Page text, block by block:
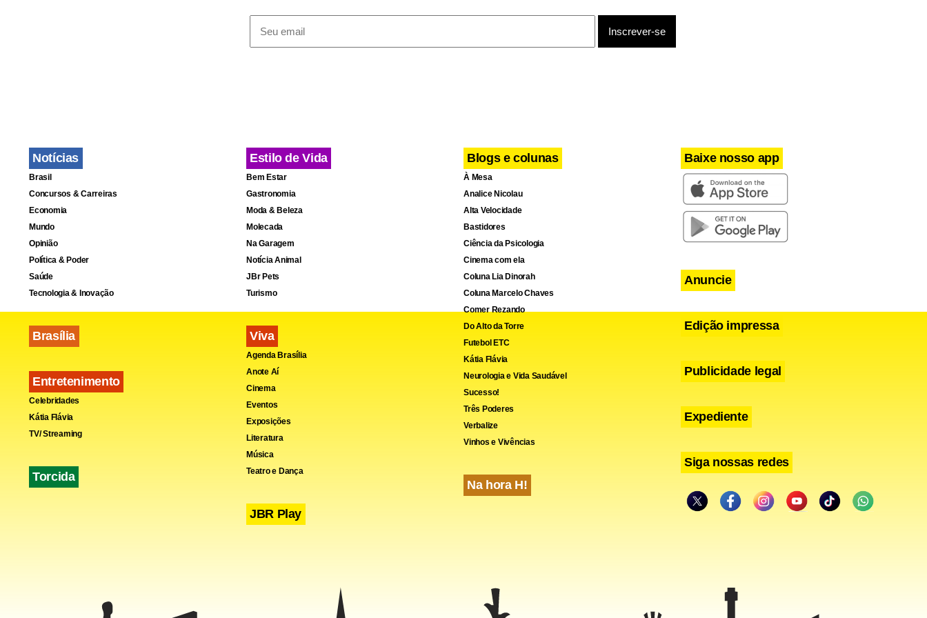
alteraria o artigo 89 do Estatuto dos Funcionários Públicos Municipais de Curitiba. A
norma faculta oito dias consecutivos de faltas devido ao falecimento de cônjuge,
Facebook Telegram
Share
Notícias
Brasil
Concursos & Carreiras
Economia
Mundo
Opinião
Política & Poder
Saúde
Tecnologia & Inovação
Brasília
Entretenimento
Celebridades
Kátia Flávia
TV/ Streaming
Torcida
Estilo de Vida
Bem Estar
Gastronomia
Moda & Beleza
Molecada
Na Garagem
Notícia Animal
JBr Pets
Turismo
Viva
Agenda Brasília
Anote Aí
Cinema
Eventos
Exposições
Literatura
Música
Teatro e Dança
JBR Play
Blogs e colunas
À Mesa
Analice Nicolau
Alta Velocidade
Bastidores
Ciência da Psicologia
Cinema com ela
Coluna Lia Dinorah
Coluna Marcelo Chaves
Comer Rezando
Do Alto da Torre
Futebol ETC
Kátia Flávia
Neurologia e Vida Saudável
Sucesso!
Três Poderes
Verbalize
Vinhos e Vivências
Na hora H!
Baixe nosso app
Anuncie
Edição impressa
Publicidade legal
Expediente
Siga nossas redes